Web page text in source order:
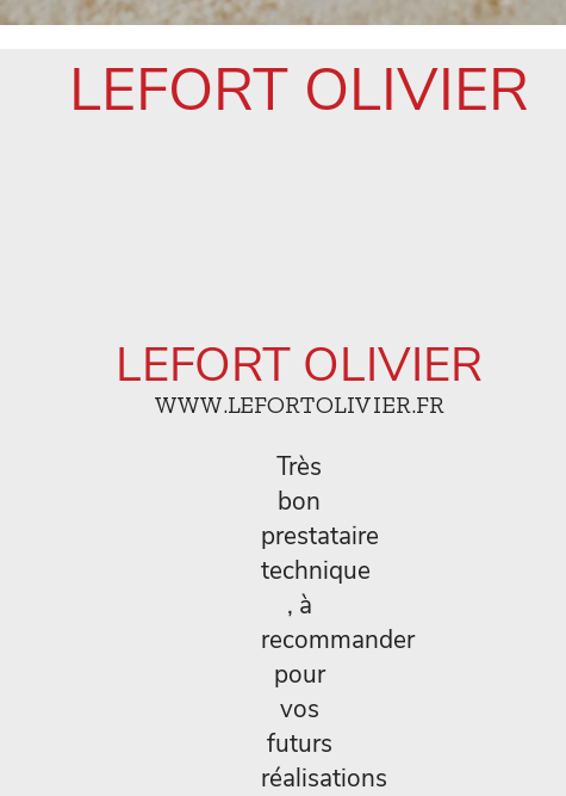
LEFORT OLIVIER
LEFORT OLIVIER
WWW.LEFORTOLIVIER.FR
Très
bon
prestataire
technique
, à
recommander
pour
vos
futurs
réalisations